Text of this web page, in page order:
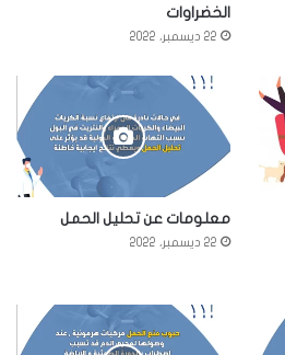
الخضراوات
22 ديسمبر، 2022
معلومات عن تحليل الحمل
22 ديسمبر، 2022